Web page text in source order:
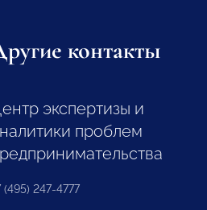
контакты
экспертизы и
проблем
(495) 247-4777